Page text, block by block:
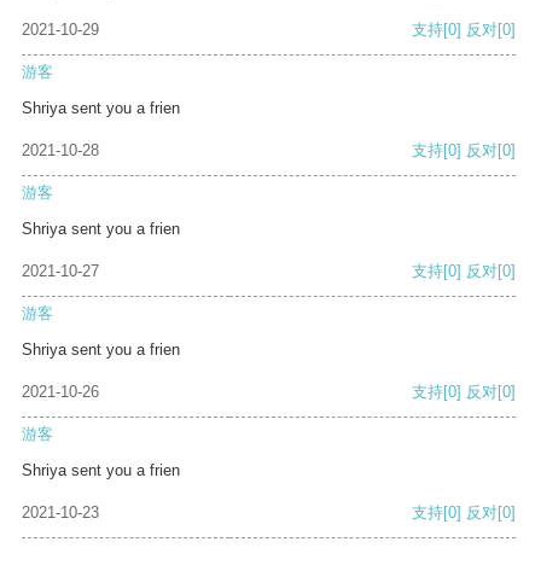
2021-10-29 支持[0] 反对[0]
游客
Shriya sent you a frien
2021-10-28 支持[0] 反对[0]
游客
Shriya sent you a frien
2021-10-27 支持[0] 反对[0]
游客
Shriya sent you a frien
2021-10-26 支持[0] 反对[0]
游客
Shriya sent you a frien
2021-10-23 支持[0] 反对[0]